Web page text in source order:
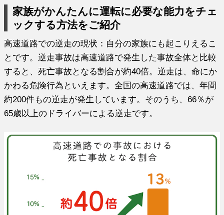
家族がかんたんに運転に必要な能力をチェ
ックする方法をご紹介
高速道路での逆走の現状：自分の家族にも起こりえるこ
とです。逆走事故は高速道路で発生した事故全体と比較
すると、死亡事故となる割合が約40倍。逆走は、命にか
かわる危険行為といえます。全国の高速道路では、年間
約200件もの逆走が発生しています。そのうち、66％が
65歳以上のドライバーによる逆走です。